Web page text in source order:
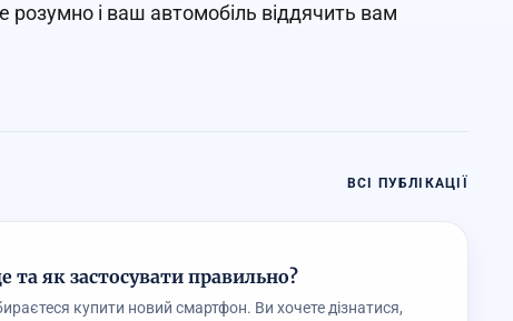
розумно і ваш автомобіль віддячить вам
ВСІ ПУБЛІКАЦІЇ
як застосувати правильно?
купити новий смартфон. Ви хочете дізнатися,